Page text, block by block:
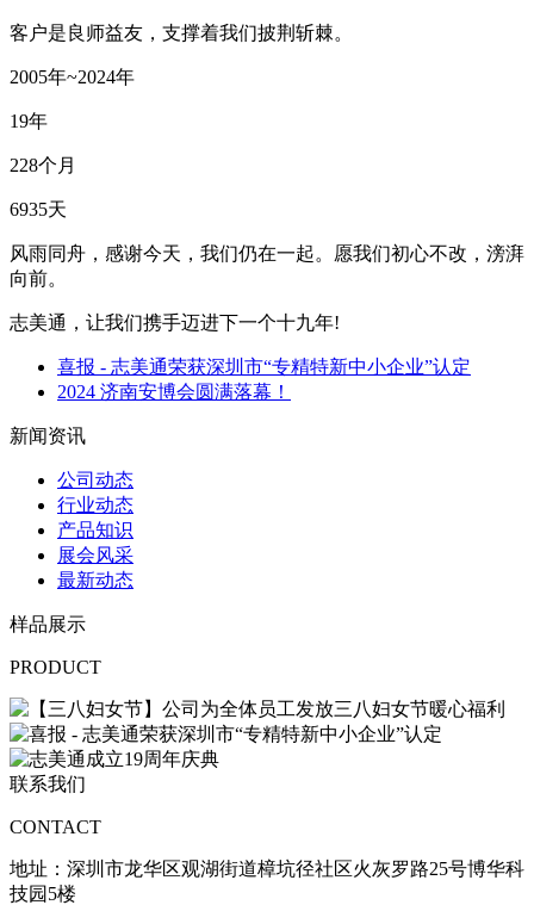
客户是良师益友，支撑着我们披荆斩棘。
2005年~2024年
19年
228个月
6935天
风雨同舟，感谢今天，我们仍在一起。愿我们初心不改，滂湃
向前。
志美通，让我们携手迈进下一个十九年!
喜报 - 志美通荣获深圳市“专精特新中小企业”认定
2024 济南安博会圆满落幕！
新闻资讯
公司动态
行业动态
产品知识
展会风采
最新动态
样品展示
PRODUCT
联系我们
CONTACT
地址： 深圳市龙华区观湖街道樟坑径社区火灰罗路25号博华科
技园5楼